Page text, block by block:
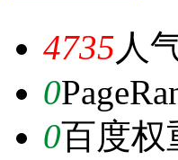
4735人
0
0百度权